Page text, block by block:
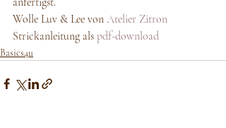
Wolle Luv & Lee von Atelier Zitron
Strickanleitung als pdf-download
Basics4u